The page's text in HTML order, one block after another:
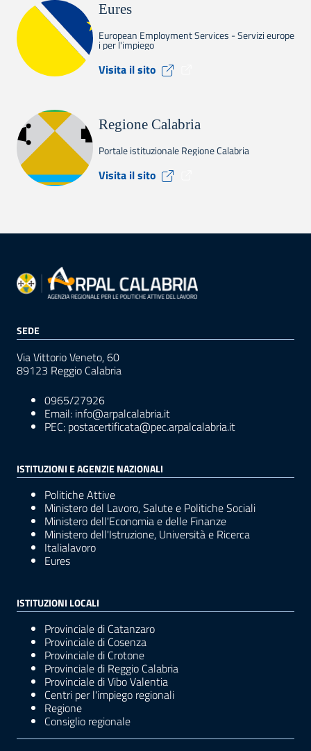
Eures
European Employment Services - Servizi europe
i per l'impiego
Visita il sito
Regione Calabria
Portale istituzionale Regione Calabria
Visita il sito
SEDE
Via Vittorio Veneto, 60
89123 Reggio Calabria
0965/27926
Email: info@arpalcalabria.it
PEC: postacertificata@pec.arpalcalabria.it
ISTITUZIONI E AGENZIE NAZIONALI
Politiche Attive
Ministero del Lavoro, Salute e Politiche Sociali
Ministero dell'Economia e delle Finanze
Ministero dell'Istruzione, Università e Ricerca
Italialavoro
Eures
ISTITUZIONI LOCALI
Provinciale di Catanzaro
Provinciale di Cosenza
Provinciale di Crotone
Provinciale di Reggio Calabria
Provinciale di Vibo Valentia
Centri per l'impiego regionali
Regione
Consiglio regionale